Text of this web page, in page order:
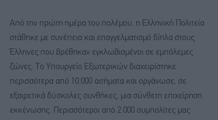
Από την πρώτη ημέρα του πολέμου, η Ελληνική Πολιτεία
στάθηκε με συνέπεια και επαγγελματισμό δίπλα στους
Έλληνες που βρέθηκαν εγκλωβισμένοι σε εμπόλεμες
ζώνες. Το Υπουργείο Εξωτερικών διαχειρίστηκε
περισσότερα από 10.000 αιτήματα και οργάνωσε, σε
εξαιρετικά δύσκολες συνθήκες, μια σύνθετη επιχείρηση
εκκένωσης. Περισσότεροι από 2.000 συμπολίτες μας